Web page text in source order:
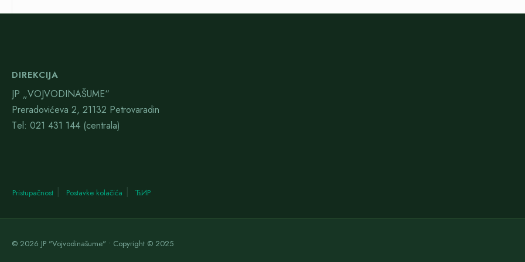
DIREKCIJA
JP „VOJVODINAŠUME“
Preradovićeva 2, 21132 Petrovaradin
Тel: 021 431 144 (centrala)
Pristupačnost Postavke kolačića ЋИР
© 2026 JP "Vojvodinašume" • Copyright © 2025